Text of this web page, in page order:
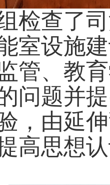
检查了
室设施
管、教
问题并
，由延
高思想